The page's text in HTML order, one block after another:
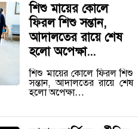
শিশু মায়ের কোলে
ফিরল শিশু সন্তান,
আদালতের রায়ে শেষ
হলো অপেক্ষা...
শিশু মায়ের কোলে ফিরল শিশু
সন্তান, আদালতের রায়ে শেষ
হলো অপেক্ষা…